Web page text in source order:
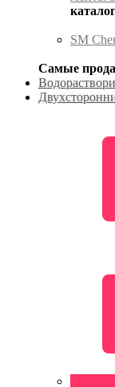
SM
Самые